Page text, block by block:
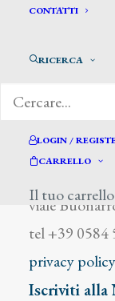
CONTATTI
RICERCA
LOGIN /
CARRELLO
Il tuo
viale
tel +39 0584
privacy policy
Iscriviti alla